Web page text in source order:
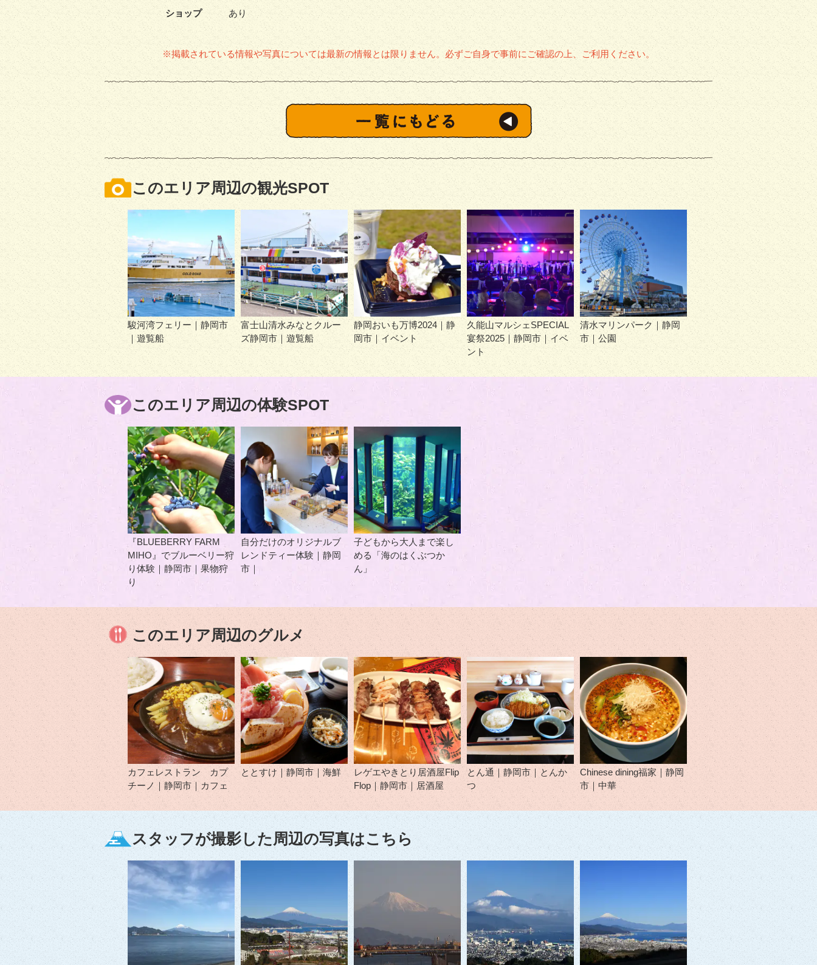
ショップ
あり
※掲載されている情報や写真については最新の情報とは限りません。必ずご自身で事前にご確認の上、ご利用ください。
このエリア周辺の観光SPOT
駿河湾フェリー｜静岡市
｜遊覧船
富士山清水みなとクルー
ズ静岡市｜遊覧船
静岡おいも万博2024｜静
岡市｜イベント
久能山マルシェSPECIAL
宴祭2025｜静岡市｜イベ
ント
清水マリンパーク｜静岡
市｜公園
このエリア周辺の体験SPOT
『BLUEBERRY FARM
MIHO』でブルーベリー狩
り体験｜静岡市｜果物狩
り
自分だけのオリジナルブ
レンドティー体験｜静岡
市｜
子どもから大人まで楽し
める「海のはくぶつか
ん」
このエリア周辺のグルメ
カフェレストラン カプ
チーノ｜静岡市｜カフェ
ととすけ｜静岡市｜海鮮
レゲエやきとり居酒屋Flip
Flop｜静岡市｜居酒屋
とん通｜静岡市｜とんか
つ
Chinese dining福家｜静岡
市｜中華
スタッフが撮影した周辺の写真はこちら